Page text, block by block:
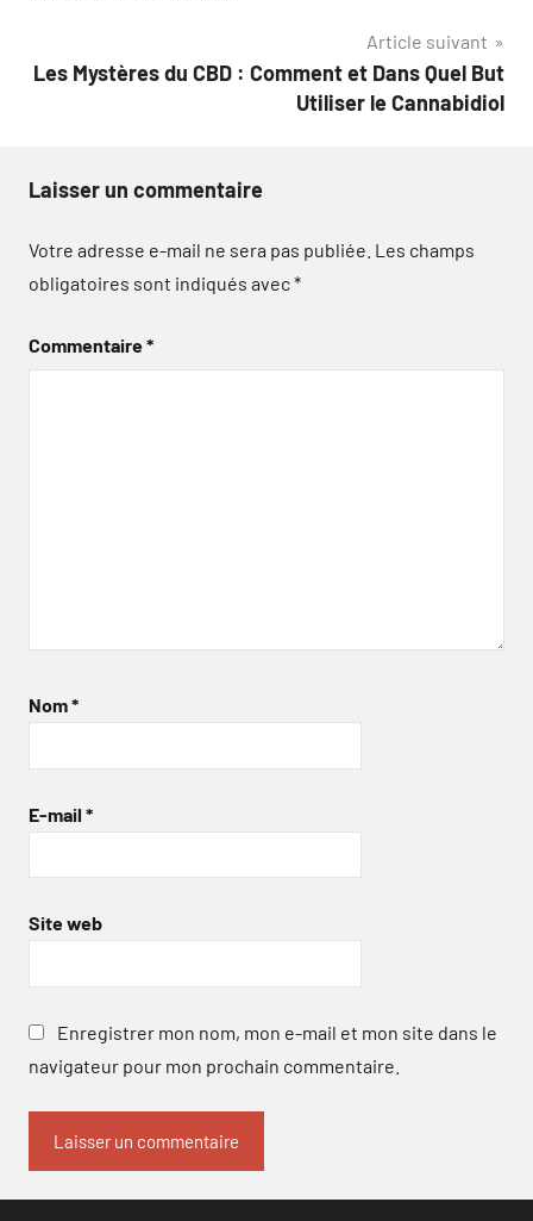
Article suivant
Les Mystères du CBD : Comment et Dans Quel But
Utiliser le Cannabidiol
Laisser un commentaire
Votre adresse e-mail ne sera pas publiée. Les champs
obligatoires sont indiqués avec*
Commentaire*
Nom*
E-mail *
Site web
Enregistrer mon nom, mon e-mail et mon site dans le
navigateur pour mon prochain commentaire.